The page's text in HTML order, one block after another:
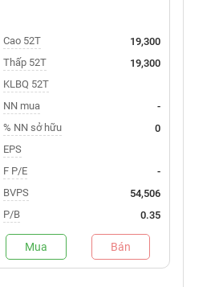
Cao 52T
19,300
Thấp 52T
19,300
KLBQ 52T
NN mua
-
% NN sở hữu
0
EPS
F P/E
-
BVPS
54,506
P/B
0.35
Mua Bán